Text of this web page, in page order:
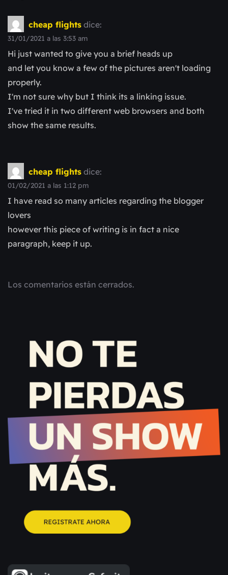
cheap flights dice:
31/01/2021 a las 3:53 am
Hi just wanted to give you a brief heads up
and let you know a few of the pictures aren't loading
properly.
I'm not sure why but I think its a linking issue.
I've tried it in two different web browsers and both
show the same results.
cheap flights dice:
01/02/2021 a las 1:12 pm
I have read so many articles regarding the blogger
lovers
however this piece of writing is in fact a nice
paragraph, keep it up.
Los comentarios están cerrados.